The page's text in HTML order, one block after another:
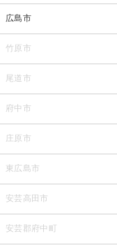
広島市
竹原市
尾道市
府中市
庄原市
東広島市
安芸高田市
安芸郡府中町